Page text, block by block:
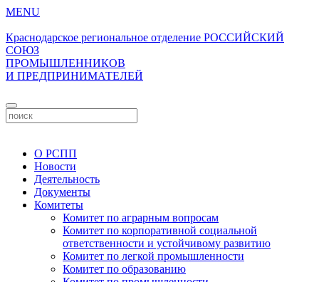
MENU
Краснодарское региональное отделение РОССИЙСКИЙ
СОЮЗ
ПРОМЫШЛЕННИКОВ
И ПРЕДПРИНИМАТЕЛЕЙ
О РСПП
Новости
Деятельность
Документы
Комитеты
Комитет по аграрным вопросам
Комитет по корпоративной социальной
ответственности и устойчивому развитию
Комитет по легкой промышленности
Комитет по образованию